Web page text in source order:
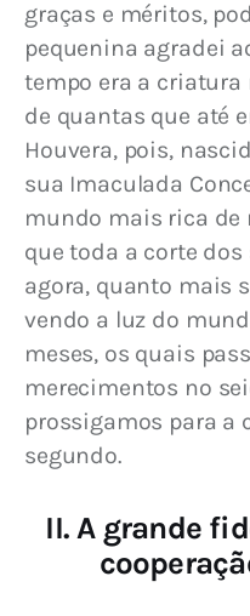
graças e méritos,
pequenina agradei
tempo era a criatura
de quantas que até
Houvera, pois,
sua Imaculada
mundo mais rica de
que toda a corte
agora, quanto mais
vendo a luz do
meses, os quais
merecimentos no
prossigamos para a
segundo.
II. A grande